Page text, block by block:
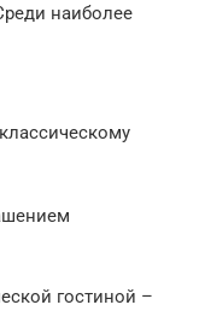
наиболее
гостиной –